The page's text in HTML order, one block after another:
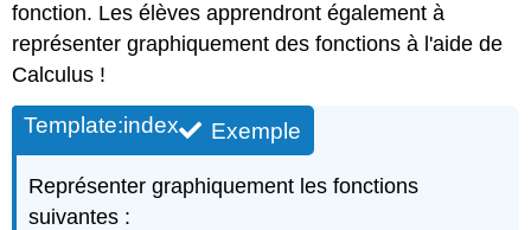
fonction. Les élèves apprendront également à
représenter graphiquement des fonctions à l'aide de
Calculus !
Exemple
Template:index
Représenter graphiquement les fonctions
suivantes :